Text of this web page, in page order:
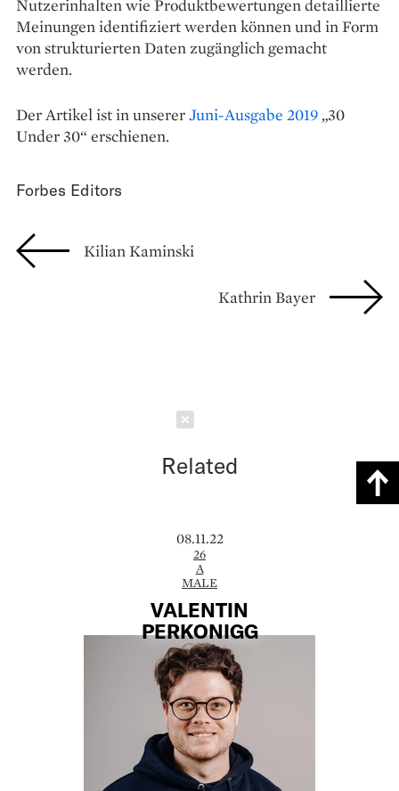
Nutzerinhalten wie Produktbewertungen detaillierte
Meinungen identifiziert werden können und in Form
von strukturierten Daten zugänglich gemacht
werden.
Der Artikel ist in unsererJuni-Ausgabe 2019 „30
Under 30“ erschienen.
Forbes Editors
Kilian Kaminski
Kathrin Bayer
Related
08.11.22
26
A
MALE
VALENTIN
PERKONIGG